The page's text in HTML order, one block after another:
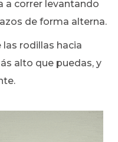
a correr levantando
de forma alterna.
rodillas hacia
alto que puedas, y